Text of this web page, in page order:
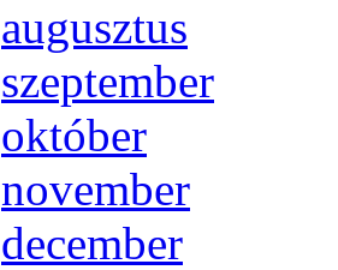
au­gusz­tus
szep­tem­ber
ok­tó­ber
no­vem­ber
de­cem­ber